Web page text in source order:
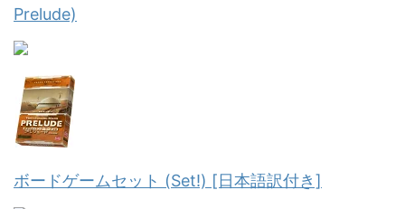
Prelude)
ボードゲームセット (Set!) [日本語訳付き]